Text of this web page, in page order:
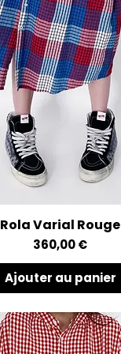
Aperçu rapide
Rola Varial Rouge
Prix
360,00 €
Ajouter au panier